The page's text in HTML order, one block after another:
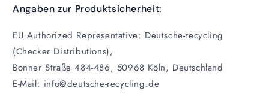
Angaben zur Produktsicherheit:
EU Authorized Representative: Deutsche-recycling
(Checker Distributions),
Bonner Straße 484-486, 50968 Köln, Deutschland
E-Mail: info@deutsche-recycling.de